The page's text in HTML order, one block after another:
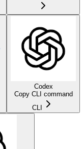
Codex
Copy CLI command
CLI